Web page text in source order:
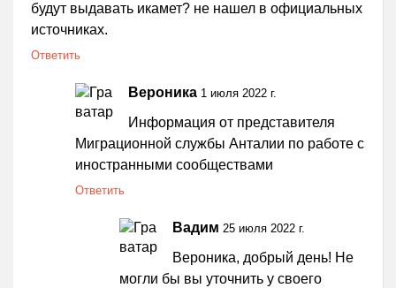
будут выдавать икамет? не нашел в официальных
источниках.
Ответить
Вероника 1 июля 2022 г.
Информация от представителя
Миграционной службы Анталии по работе с
иностранными сообществами
Ответить
Вадим 25 июля 2022 г.
Вероника, добрый день! Не
могли бы вы уточнить у своего